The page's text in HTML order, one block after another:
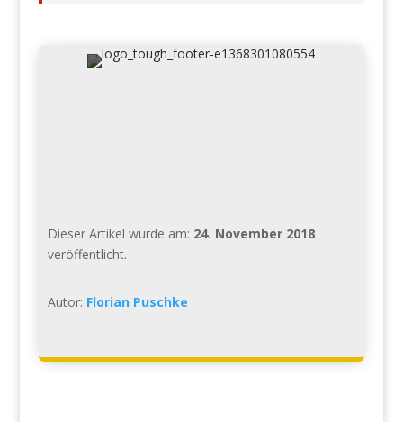
Dieser Artikel wurde am: 24. November 2018
veröffentlicht.
Autor: Florian Puschke